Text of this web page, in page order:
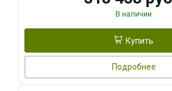
В наличии
Купить
Подробнее